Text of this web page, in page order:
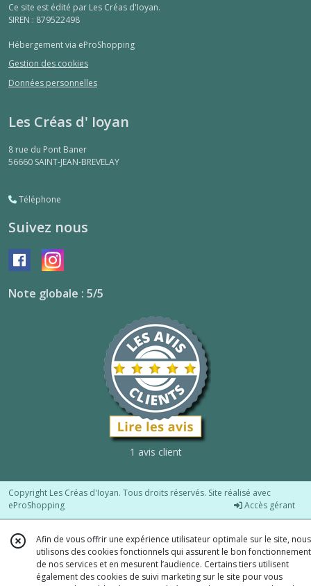
Ce site est édité par Les Créas d'Ioyan.
SIREN : 879522498
Hébergement via eProShopping
Gestion des cookies
Données personnelles
Les Créas d' Ioyan
8 rue du Pont Baner
56660 SAINT-JEAN-BREVELAY
Téléphone
Suivez nous
Note globale : 5/5
1 avis client
Copyright Les Créas d'Ioyan. Tous droits réservés. Site réalisé avec
eProShopping
Accès gérant
Afin de vous offrir une expérience utilisateur optimale sur le site, nous
utilisons des cookies fonctionnels qui assurent le bon fonctionnement
de nos services et en mesurent l’audience. Certains tiers utilisent
également des cookies de suivi marketing sur le site pour vous